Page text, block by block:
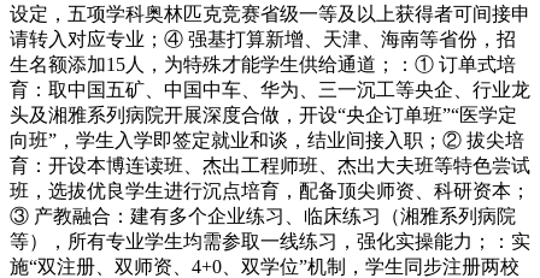
设定，五项学科奥林匹克竞赛省级一等及以上获得者可间接申
请转入对应专业；④ 强基打算新增、天津、海南等省份，招
生名额添加15人，为特殊才能学生供给通道；：① 订单式培
育：取中国五矿、中国中车、华为、三一沉工等央企、行业龙
头及湘雅系列病院开展深度合做，开设“央企订单班”“医学定
向班”，学生入学即签定就业和谈，结业间接入职；② 拔尖培
育：开设本博连读班、杰出工程师班、杰出大夫班等特色尝试
班，选拔优良学生进行沉点培育，配备顶尖师资、科研资本；
③ 产教融合：建有多个企业练习、临床练习（湘雅系列病院
等），所有专业学生均需参取一线练习，强化实操能力；：实
施“双注册、双师资、4+0、双学位”机制，学生同步注册两校